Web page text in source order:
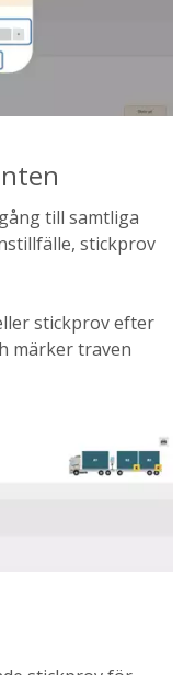
till samtliga
stickprov
stickprov efter
märker traven